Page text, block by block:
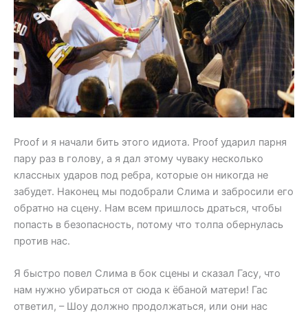
Proof и я начали бить этого идиота. Proof ударил парня
пару раз в голову, а я дал этому чуваку несколько
классных ударов под ребра, которые он никогда не
забудет. Наконец мы подобрали Слима и забросили его
обратно на сцену. Нам всем пришлось драться, чтобы
попасть в безопасность, потому что толпа обернулась
против нас.
Я быстро повел Слима в бок сцены и сказал Гасу, что
нам нужно убираться от сюда к ёбаной матери! Гас
ответил, – Шоу должно продолжаться, или они нас